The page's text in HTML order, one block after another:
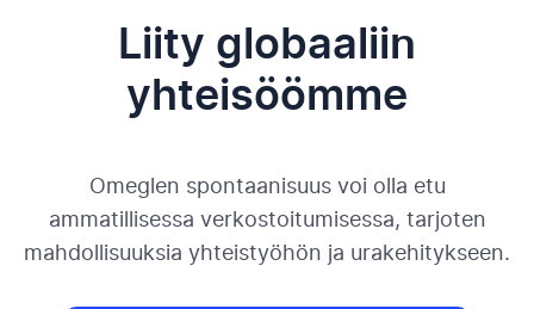
Liity globaaliin
yhteisöömme
Omeglen spontaanisuus voi olla etu
ammatillisessa verkostoitumisessa, tarjoten
mahdollisuuksia yhteistyöhön ja urakehitykseen.